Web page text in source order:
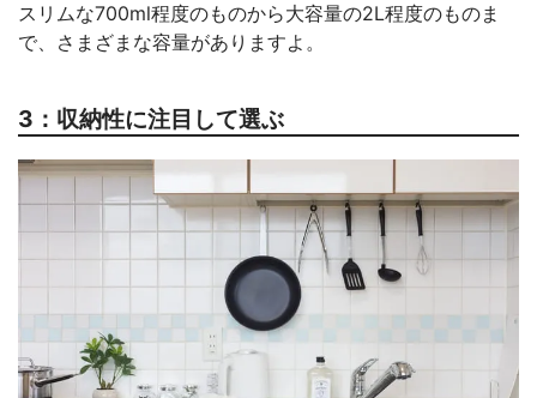
スリムな700ml程度のものから大容量の2L程度のものま
で、さまざまな容量がありますよ。
3：収納性に注目して選ぶ